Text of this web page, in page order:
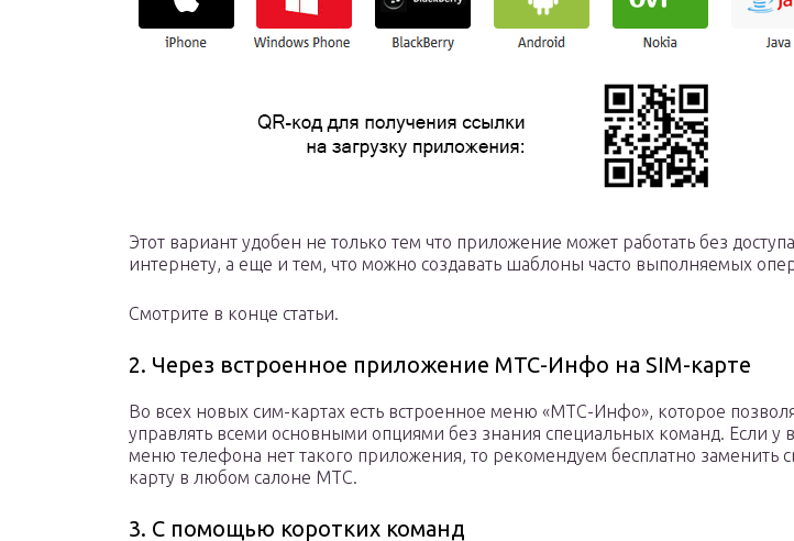
Этот вариант удобен не только тем что приложение может работать без
интернету, а еще и тем, что можно создавать шаблоны часто выполняемых
Смотрите в конце статьи.
2. Через встроенное приложение МТС-Инфо на SIM-карте
Во всех новых сим-картах есть встроенное меню «МТС-Инфо», которое
управлять всеми основными опциями без знания специальных команд. Если у
меню телефона нет такого приложения, то рекомендуем бесплатно заменить
карту в любом салоне МТС.
3. С помощью коротких команд